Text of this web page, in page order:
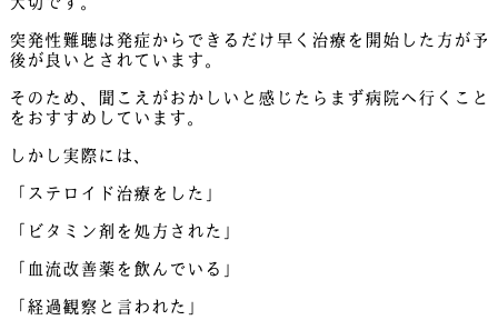
突発性難聴は発症からできるだけ早く治療を開始した方が予
後が良いとされています。
そのため、聞こえがおかしいと感じたらまず病院へ行くこと
をおすすめしています。
しかし実際には、
「ステロイド治療をした」
「ビタミン剤を処方された」
「血流改善薬を飲んでいる」
「経過観察と言われた」